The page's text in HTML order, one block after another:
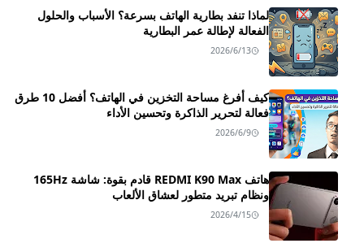
لماذا تنفد بطارية الهاتف بسرعة؟ الأسباب والحلول
الفعالة لإطالة عمر البطارية
2026/6/13
كيف أفرغ مساحة التخزين في الهاتف؟ أفضل 10 طرق
فعالة لتحرير الذاكرة وتحسين الأداء
2026/6/9
هاتف REDMI K90 Max قادم بقوة: شاشة 165Hz
ونظام تبريد متطور لعشاق الألعاب
2026/4/15